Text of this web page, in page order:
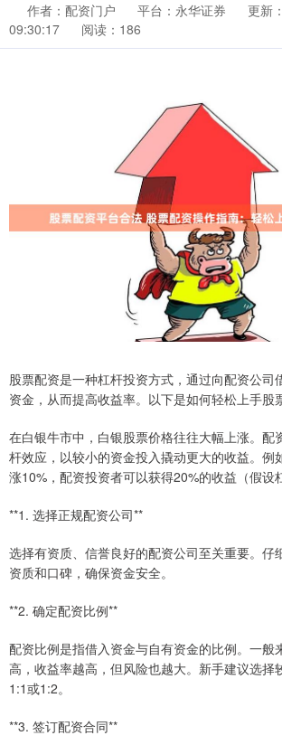
作者：配资门户 平台：永华证券
更新
09:30:17
阅读：186
股票配资是一种杠杆投资方式，通过向配资公司
资金，从而提高收益率。以下是如何轻松上手股
在白银牛市中，白银股票价格往往大幅上涨。配
杆效应，以较小的资金投入撬动更大的收益。例
涨10%，配资投资者可以获得20%的收益（假设
**1. 选择正规配资公司**
选择有资质、信誉良好的配资公司至关重要。仔
资质和口碑，确保资金安全。
**2. 确定配资比例**
配资比例是指借入资金与自有资金的比例。一般
高，收益率越高，但风险也越大。新手建议选择
1:1或1:2。
**3. 签订配资合同**